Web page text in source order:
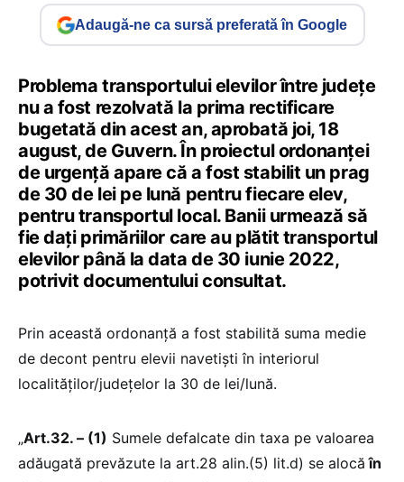
Adaugă-ne ca sursă preferată în Google
Problema transportului elevilor între județe
nu a fost rezolvată la prima rectificare
bugetată din acest an, aprobată joi, 18
august, de Guvern. În proiectul ordonanței
de urgență apare că a fost stabilit un prag
de 30 de lei pe lună pentru fiecare elev,
pentru transportul local. Banii urmează să
fie dați primăriilor care au plătit transportul
elevilor până la data de 30 iunie 2022,
potrivit documentului consultat.
Prin această ordonanță a fost stabilită suma medie
de decont pentru elevii navetiști în interiorul
localităților/județelor la 30 de lei/lună.
„Art.32. – (1) Sumele defalcate din taxa pe valoarea
adăugată prevăzute la art.28 alin.(5) lit.d) se alocă în